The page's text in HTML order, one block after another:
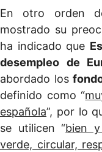
En otro orden
mostrado su
ha indicado que
desempleo de
abordado los
definido como “
española”, por lo
se utilicen “bien
verde, circular,